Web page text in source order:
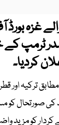
غزہ
ٹرمپ
کردیا۔
ترکیہ اور
صورتحال کو
کو مزید